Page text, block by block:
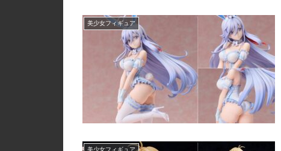
美少女フィギュア
美少女フィギュア